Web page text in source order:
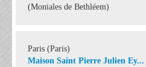
(Moniales de Bethléem)
Paris (Paris)
Maison Saint Pierre Julien Ey...